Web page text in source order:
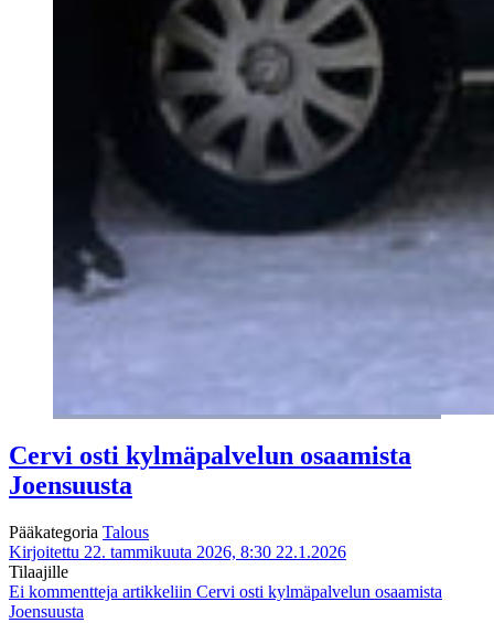
Cervi osti kylmäpalvelun osaamista
Joensuusta
Pääkategoria Talous
Kirjoitettu 22. tammikuuta 2026, 8:30 22.1.2026
Tilaajille
Ei kommentteja artikkeliin Cervi osti kylmäpalvelun osaamista
Joensuusta